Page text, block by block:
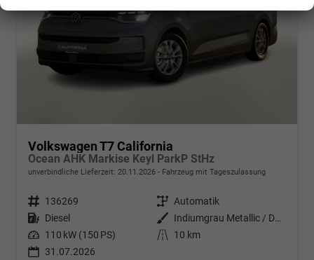
Volkswagen T7 California
Ocean AHK Markise Keyl ParkP StHz
unverbindliche Lieferzeit: 20.11.2026 Fahrzeug mit Tageszulassung
Fahrzeugnr. 136269 Getriebe Automatik
Kraftstoff Diesel Außenfarbe
Indiumgrau Metallic / Dach: schw
Leistung 110 kW (150 PS) Kilometerstand
10 km
31.07.2026